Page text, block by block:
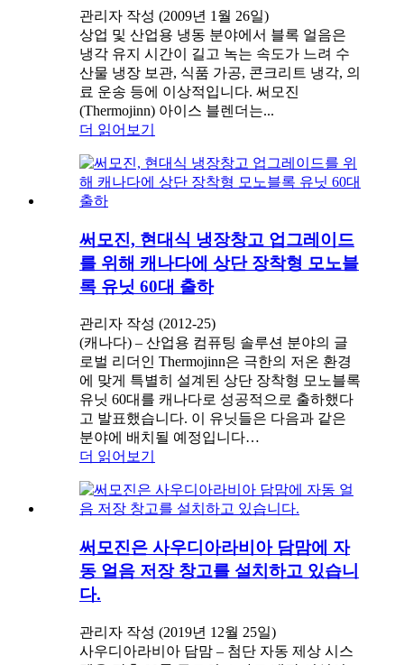
관리자 작성 (2009년 1월 26일)
상업 및 산업용 냉동 분야에서 블록 얼음은
냉각 유지 시간이 길고 녹는 속도가 느려 수
산물 냉장 보관, 식품 가공, 콘크리트 냉각, 의
료 운송 등에 이상적입니다. 써모진
(Thermojinn) 아이스 블렌더는...
더 읽어보기
써모진, 현대식 냉장창고 업그레이드
를 위해 캐나다에 상단 장착형 모노블
록 유닛 60대 출하
관리자 작성 (2012-25)
(캐나다) – 산업용 컴퓨팅 솔루션 분야의 글
로벌 리더인 Thermojinn은 극한의 저온 환경
에 맞게 특별히 설계된 상단 장착형 모노블록
유닛 60대를 캐나다로 성공적으로 출하했다
고 발표했습니다. 이 유닛들은 다음과 같은
분야에 배치될 예정입니다…
더 읽어보기
써모진은 사우디아라비아 담맘에 자
동 얼음 저장 창고를 설치하고 있습니
다.
관리자 작성 (2019년 12월 25일)
사우디아라비아 담맘 – 첨단 자동 제상 시스